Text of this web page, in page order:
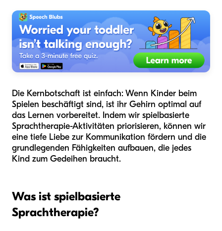
Die Kernbotschaft ist einfach: Wenn Kinder beim
Spielen beschäftigt sind, ist ihr Gehirn optimal auf
das Lernen vorbereitet. Indem wir spielbasierte
Sprachtherapie-Aktivitäten priorisieren, können wir
eine tiefe Liebe zur Kommunikation fördern und die
grundlegenden Fähigkeiten aufbauen, die jedes
Kind zum Gedeihen braucht.
Was ist spielbasierte
Sprachtherapie?